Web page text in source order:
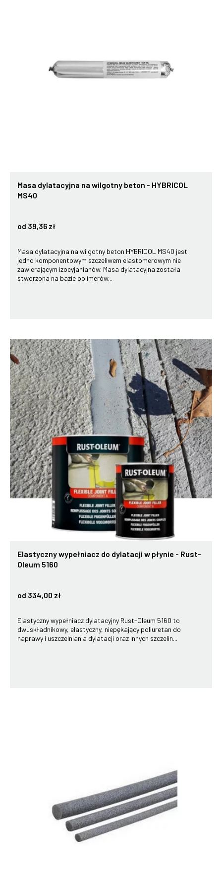
Masa dylatacyjna na wilgotny beton - HYBRICOL
MS40
od 39,36 zł
Masa dylatacyjna na wilgotny beton HYBRICOL MS40 jest
jedno komponentowym szczeliwem elastomerowym nie
zawierającym izocyjanianów. Masa dylatacyjna została
stworzona na bazie polimerów...
Elastyczny wypełniacz do dylatacji w płynie - Rust-
Oleum 5160
od 334,00 zł
Elastyczny wypełniacz dylatacyjny Rust-Oleum 5160 to
dwuskładnikowy, elastyczny, niepękający poliuretan do
naprawy i uszczelniania dylatacji oraz innych szczelin...